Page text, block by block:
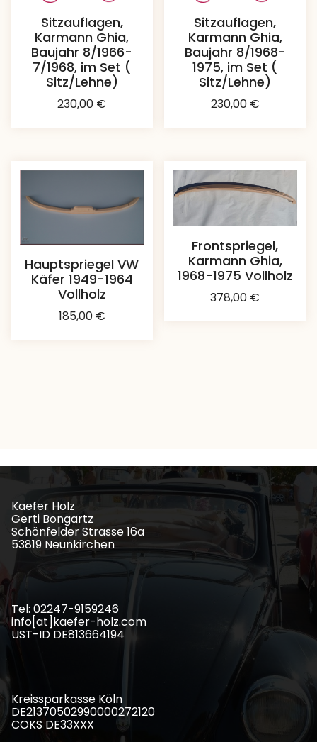
Sitzauflagen,
Karmann Ghia,
Baujahr 8/1966-
7/1968, im Set (
Sitz/Lehne)
230,00 €
Sitzauflagen,
Karmann Ghia,
Baujahr 8/1968-
1975, im Set (
Sitz/Lehne)
230,00 €
Hauptspriegel VW
Käfer 1949-1964
Vollholz
185,00 €
Frontspriegel,
Karmann Ghia,
1968-1975 Vollholz
378,00 €
Kaefer Holz
Gerti Bongartz
Schönfelder Strasse 16a
53819 Neunkirchen
Tel: 02247-9159246
info[at]kaefer-holz.com
UST-ID DE813664194
Kreissparkasse Köln
DE21370502990000272120
COKS DE33XXX